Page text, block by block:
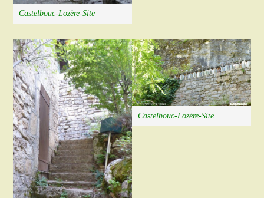
Castelbouc-Lozère-Site
Castelbouc-Lozère-Site